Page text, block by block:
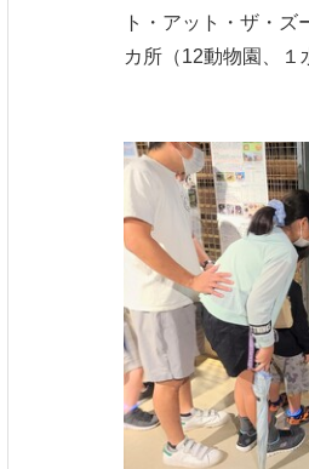
ト・アット・ザ・
カ所（12動物園、１